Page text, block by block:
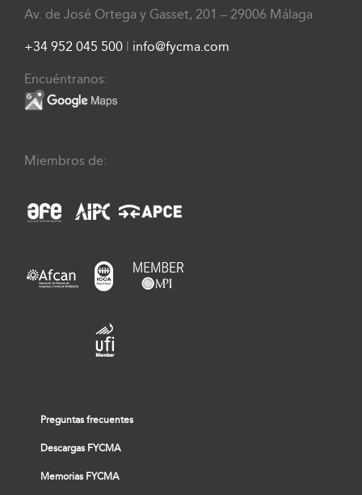
Av. de José Ortega y Gasset, 201 – 29006 Málaga
+34 952 045 500 info@fycma.com
Encuéntranos:
Miembros de:
Preguntas frecuentes
Descargas FYCMA
Memorias FYCMA